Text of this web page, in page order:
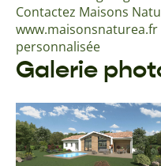
Contactez Maisons
personnalisée
Galerie